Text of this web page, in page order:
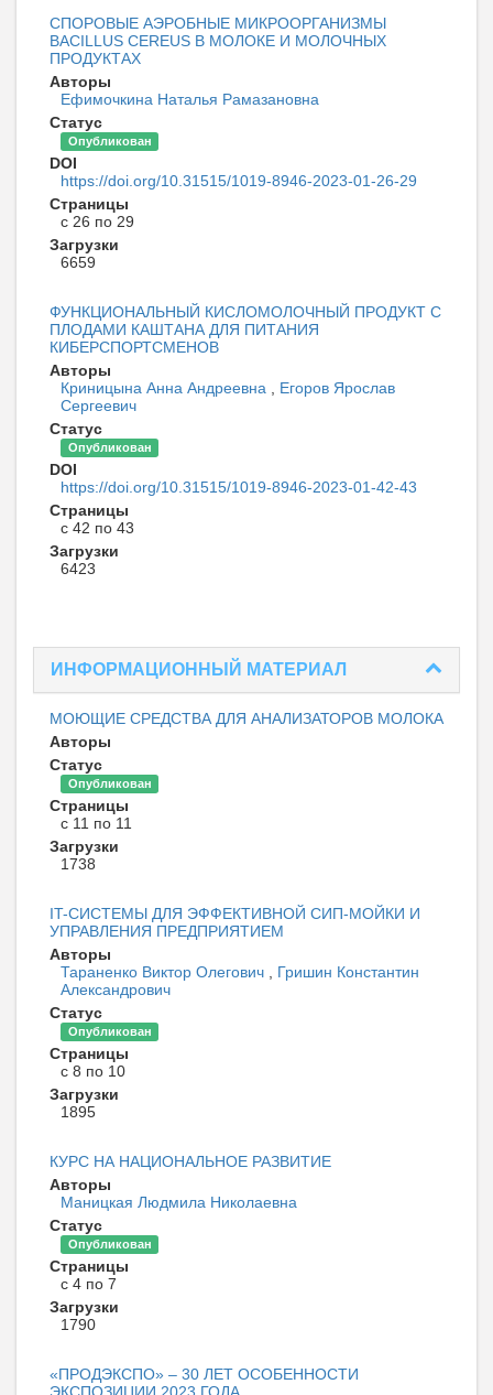
СПОРОВЫЕ АЭРОБНЫЕ МИКРООРГАНИЗМЫ
BACILLUS CEREUS В МОЛОКЕ И МОЛОЧНЫХ
ПРОДУКТАХ
Авторы
Ефимочкина Наталья Рамазановна
Статус
Опубликован
DOI
https://doi.org/10.31515/1019-8946-2023-01-26-29
Страницы
с 26 по 29
Загрузки
6659
ФУНКЦИОНАЛЬНЫЙ КИСЛОМОЛОЧНЫЙ ПРОДУКТ С
ПЛОДАМИ КАШТАНА ДЛЯ ПИТАНИЯ
КИБЕРСПОРТСМЕНОВ
Авторы
Криницына Анна Андреевна
Егоров Ярослав
Сергеевич
Статус
Опубликован
DOI
https://doi.org/10.31515/1019-8946-2023-01-42-43
Страницы
с 42 по 43
Загрузки
6423
ИНФОРМАЦИОННЫЙ МАТЕРИАЛ
МОЮЩИЕ СРЕДСТВА ДЛЯ АНАЛИЗАТОРОВ МОЛОКА
Авторы
Статус
Опубликован
Страницы
с 11 по 11
Загрузки
1738
IT-СИСТЕМЫ ДЛЯ ЭФФЕКТИВНОЙ СИП-МОЙКИ И
УПРАВЛЕНИЯ ПРЕДПРИЯТИЕМ
Авторы
Тараненко Виктор Олегович
Гришин Константин
Александрович
Статус
Опубликован
Страницы
с 8 по 10
Загрузки
1895
КУРС НА НАЦИОНАЛЬНОЕ РАЗВИТИЕ
Авторы
Маницкая Людмила Николаевна
Статус
Опубликован
Страницы
с 4 по 7
Загрузки
1790
«ПРОДЭКСПО» – 30 ЛЕТ ОСОБЕННОСТИ
ЭКСПОЗИЦИИ 2023 ГОДА